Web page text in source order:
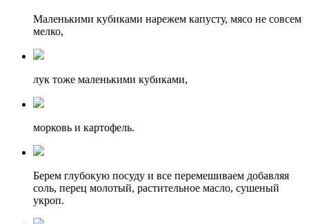
Маленькими кубиками нарежем капусту, мясо не совсем
мелко,
лук тоже маленькими кубиками,
морковь и картофель.
Берем глубокую посуду и все перемешиваем добавляя
соль, перец молотый, растительное масло, сушеный
укроп.